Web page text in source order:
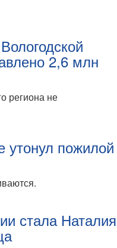
2,6 млн
региона не
утонул пожилой
стала Наталия